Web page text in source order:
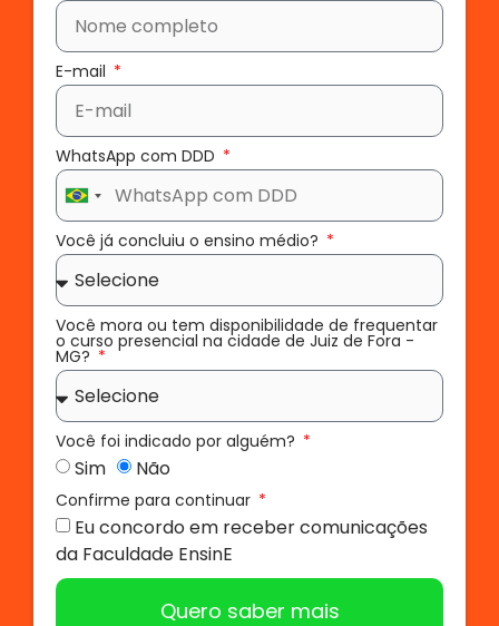
E-mail
WhatsApp com DDD
Brazil
+55
Você já concluiu o ensino médio?
Você mora ou tem disponibilidade de frequentar
o curso presencial na cidade de Juiz de Fora -
MG?
Você foi indicado por alguém?
Sim Não
Confirme para continuar
Eu concordo em receber comunicações
da Faculdade EnsinE
Quero saber mais